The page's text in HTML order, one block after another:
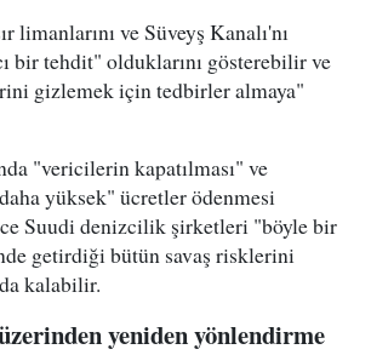
limanlarını ve Süveyş Kanalı'nı
bir tehdit" olduklarını gösterebilir ve
gizlemek için tedbirler almaya"
"vericilerin kapatılması" ve
yüksek" ücretler ödenmesi
Suudi denizcilik şirketleri "böyle bir
getirdiği bütün savaş risklerini
kalabilir.
yeniden yönlendirme